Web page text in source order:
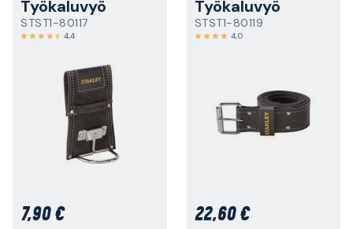
Työkaluvyö
STST1-80117
4,4
7,90 €
Työkaluvyö
STST1-80119
4,0
22,60 €